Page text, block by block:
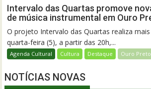
Intervalo das Quartas promove
de música instrumental em Ouro
O projeto Intervalo das Quartas realiza
quarta-feira (5), a partir das 20h,...
Agenda Cultural Cultura Destaque Ouro Preto
NOTÍCIAS NOVAS